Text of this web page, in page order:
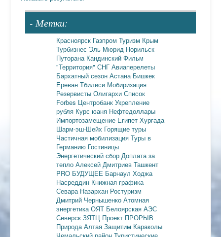
- Метки:
Красноярск Газпром Туризм Крым
Турбизнес Эль Мюрид Норильск
Путорана Кандинский Фильм
"Территория" СНГ Авиаперелеты
Бархатный сезон Астана Бишкек
Ереван Тбилиси Мобиризация
Резервисты Олигархи Список
Forbes Центробанк Укрепление
рубля Курс юаня Нефтедоллары
Импортозамещение Египет Хургада
Шарм-эш-Шейх Горящие туры
Частичная мобилизация Туры в
Германию Гостиницы
Энергетический сбор Доплата за
тепло Алексей Дмитриев Ташкент
PRO БУДУЩЕЕ Барнаул Ходжа
Насреддин Книжная графика
Севара Назархан Ростуризм
Дмитрий Чернышенко Атомная
энергетика ОЯТ Белоярская АЭС
Северск ЗЯТЦ Проект ПРОРЫВ
Природа Алтая Защитим Караколы